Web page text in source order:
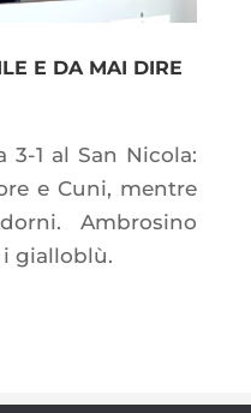
E DA MAI DIRE
1 al San Nicola:
e Cuni, mentre
Ambrosino
gialloblù.